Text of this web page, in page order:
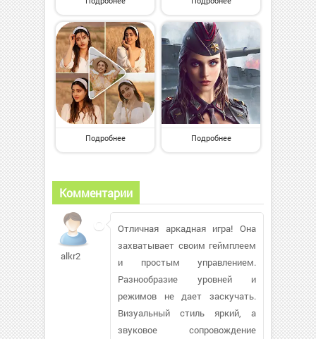
Подробнее Подробнее
Комментарии
alkr2
Отличная аркадная игра! Она
захватывает своим геймплеем
и простым управлением.
Разнообразие уровней и
режимов не дает заскучать.
Визуальный стиль яркий, а
звуковое сопровождение